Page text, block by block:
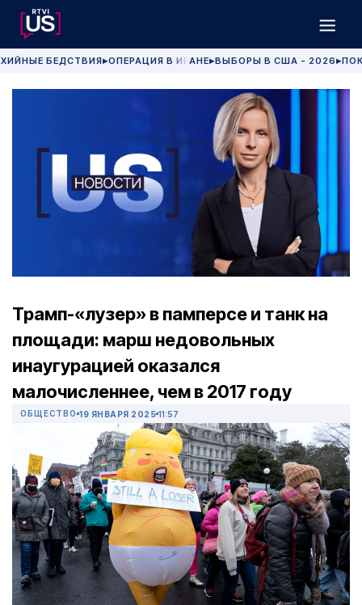
БЕДСТВИЯ▶ОПЕРАЦИЯ В ИРАНЕ▶ВЫБОРЫ В США - 2026 ▶
Трамп-«лузер» в памперсе и танк на
площади: марш недовольных
инаугурацией оказался
малочисленнее, чем в 2017 году
ОБЩЕСТВО 19 ЯНВАРЯ 2025 11:57